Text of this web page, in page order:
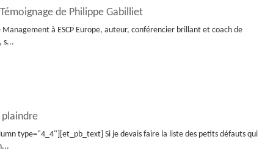
de Philippe Gabilliet
à ESCP Europe, auteur, conférencier brillant et coach de
s...
type="4_4"][et_pb_text] Si je devais faire la liste des petits défauts qui